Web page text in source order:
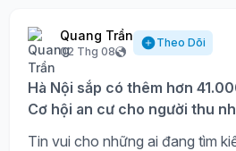
Quang Trần
02 Thg 08
Theo Dõi
Hà Nội sắp có thêm hơn
Cơ hội an cư cho người thu
Tin vui cho những ai đang tìm